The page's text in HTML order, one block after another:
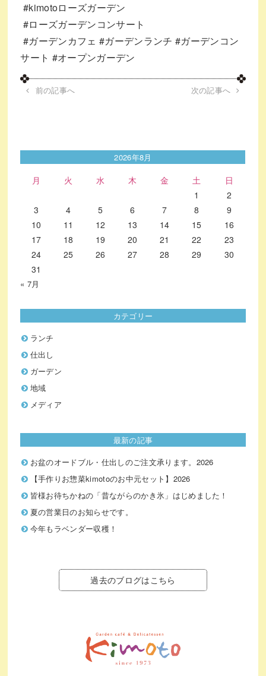
⁡#kimotoローズガーデン
⁡#ローズガーデンコンサート
⁡#ガーデンカフェ #ガーデンランチ #ガーデンコン
サート #オープンガーデン
前の記事へ 次の記事へ
2026年8月
月 火 水 木 金 土
日
1
2
3
4 5 6 7 8
9
10
11 12 13 14 15
16
17
18 19 20 21 22
23
24
25 26 27 28 29
30
31
« 7月
カテゴリー
ランチ
仕出し
ガーデン
地域
メディア
最新の記事
お盆のオードブル・仕出しのご注文承ります。2026
【手作りお惣菜kimotoのお中元セット】2026
皆様お待ちかねの「昔ながらのかき氷」はじめました！
夏の営業日のお知らせです。
今年もラベンダー収穫！
過去のブログはこちら